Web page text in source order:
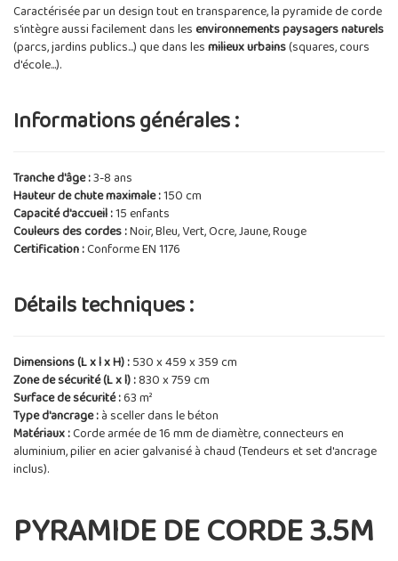
Caractérisée par un design tout en transparence, la pyramide de corde
s'intègre aussi facilement dans lesenvironnements paysagers naturels
(parcs, jardins publics...) que dans lesmilieux urbains(squares, cours
d'école...).
Informations générales :
Tranche d'âge :3-8 ans
Hauteur de chute maximale :150 cm
Capacité d'accueil :15 enfants
Couleurs des cordes :Noir, Bleu, Vert, Ocre, Jaune, Rouge
Certification :Conforme EN 1176
Détails techniques :
Dimensions (L x l x H) :530 x 459 x 359 cm
Zone de sécurité (L x l) :830 x 759 cm
Surface de sécurité :63 m²
Type d'ancrage :à sceller dans le béton
Matériaux :Corde armée de 16 mm de diamètre, connecteurs en
aluminium, pilier en acier galvanisé à chaud (Tendeurs et set d'ancrage
inclus).
PYRAMIDE DE CORDE 3.5M